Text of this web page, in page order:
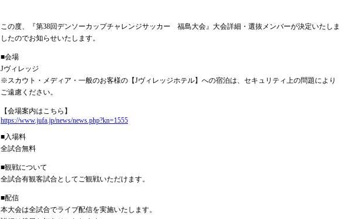
この度、『第38回デンソーカップチャレンジサッカー 福島大会』大会詳細・選抜メンバーが決定いたしま
したのでお知らせいたします。
■会場
Jヴィレッジ
※スカウト・メディア・一般のお客様の【Jヴィレッジホテル】への宿泊は、セキュリティ上の問題により
ご遠慮ください。
【会場案内はこちら】
https://www.jufa.jp/news/news.php?kn=1555
■入場料
全試合無料
■観戦について
全試合有観客試合としてご観戦いただけます。
■配信
本大会は全試合でライブ配信を実施いたします。